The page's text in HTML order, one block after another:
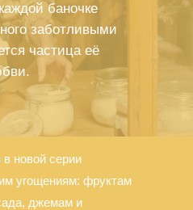
баночке
заботливыми
частица её
новой серии
угощениям: фруктам
джемам и